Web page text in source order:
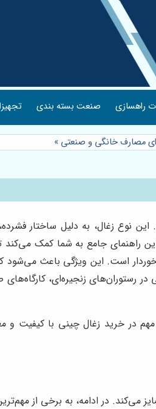
راهسازی صنعت بسته بندی
مصارف خانگی و صنعتی »
نوع زغال، به دلیل ساختار
راهنمای جامع به شما کمک می‌کند
برخوردار است. این ویژگی باعث
در رستوران‌های زنجیره‌ای،
در خرید زغال چینی با کیفیت و
می‌کند. در ادامه، به برخی از